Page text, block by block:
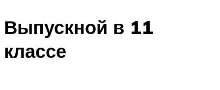
Выпускной в 11
классе